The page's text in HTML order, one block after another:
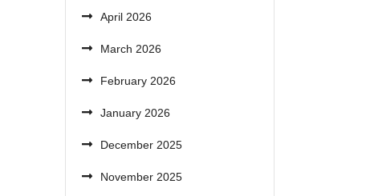
April 2026
March 2026
February 2026
January 2026
December 2025
November 2025